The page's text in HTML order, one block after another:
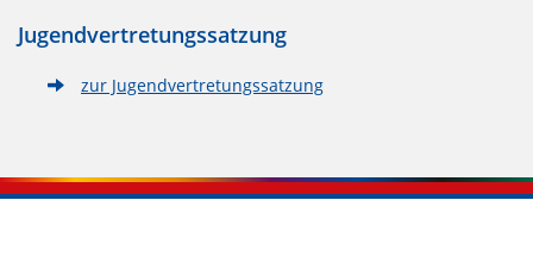
Jugendvertretungssatzung
zur Jugendvertretungssatzung